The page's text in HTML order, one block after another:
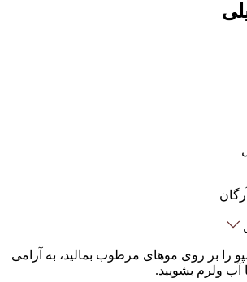
را بر روی موهای مرطوب بمالید، به آرامی
ولرم بشویید.